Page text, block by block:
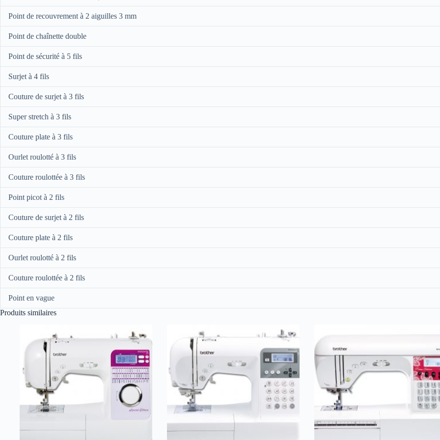
Point de recouvrement à 2 aiguilles 3 mm
Point de chaînette double
Point de sécurité à 5 fils
Surjet à 4 fils
Couture de surjet à 3 fils
Super stretch à 3 fils
Couture plate à 3 fils
Ourlet roulotté à 3 fils
Couture roulottée à 3 fils
Point picot à 2 fils
Couture de surjet à 2 fils
Couture plate à 2 fils
Ourlet roulotté à 2 fils
Couture roulottée à 2 fils
Point en vague
Produits similaires